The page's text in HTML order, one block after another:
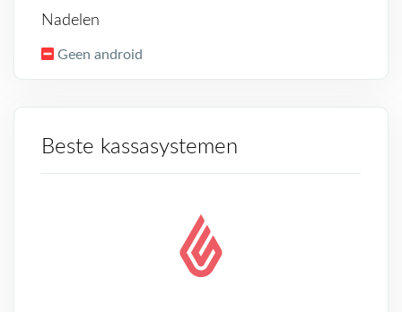
Nadelen
Geen android
Beste kassasystemen